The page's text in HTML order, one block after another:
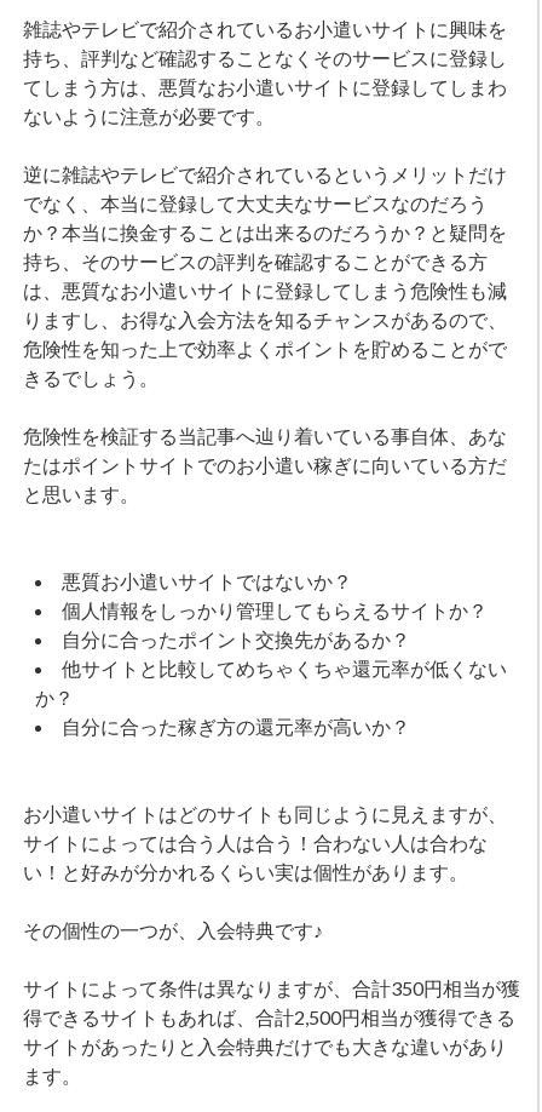
雑誌やテレビで紹介されているお小遣いサイトに興味を
持ち、評判など確認することなくそのサービスに登録し
てしまう方は、悪質なお小遣いサイトに登録してしまわ
ないように注意が必要です。
逆に雑誌やテレビで紹介されているというメリットだけ
でなく、本当に登録して大丈夫なサービスなのだろう
か？本当に換金することは出来るのだろうか？と疑問を
持ち、そのサービスの評判を確認することができる方
は、悪質なお小遣いサイトに登録してしまう危険性も減
りますし、お得な入会方法を知るチャンスがあるので、
危険性を知った上で効率よくポイントを貯めることがで
きるでしょう。
危険性を検証する当記事へ辿り着いている事自体、あな
たはポイントサイトでのお小遣い稼ぎに向いている方だ
と思います。
悪質お小遣いサイトではないか？
個人情報をしっかり管理してもらえるサイトか？
自分に合ったポイント交換先があるか？
他サイトと比較してめちゃくちゃ還元率が低くない
か？
自分に合った稼ぎ方の還元率が高いか？
お小遣いサイトはどのサイトも同じように見えますが、
サイトによっては合う人は合う！合わない人は合わな
い！と好みが分かれるくらい実は個性があります。
その個性の一つが、入会特典です♪
サイトによって条件は異なりますが、合計350円相当が獲
得できるサイトもあれば、合計2,500円相当が獲得できる
サイトがあったりと入会特典だけでも大きな違いがあり
ます。